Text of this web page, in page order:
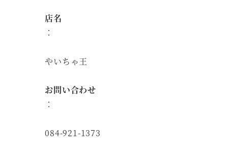
店名
：
やいちゃ王
お問い合わせ
：
084-921-1373